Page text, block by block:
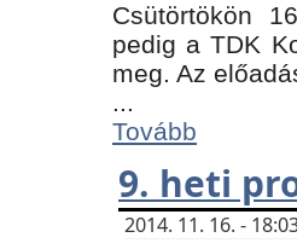
Csütörtökön
pedig a TDK
meg. Az
...
Tovább
9. heti
2014. 11. 16. -